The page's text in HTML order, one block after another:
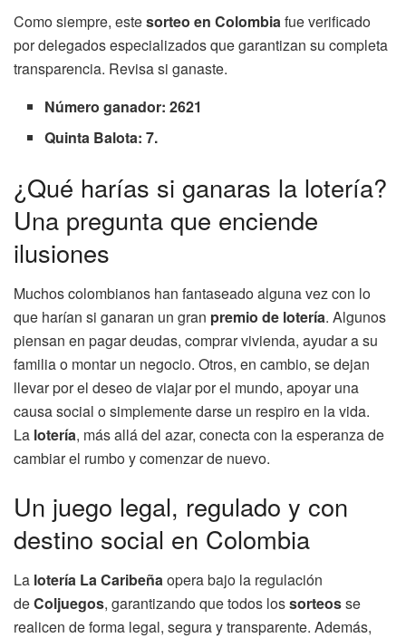
Como siempre, estesorteo en Colombiafue verificado
por delegados especializados que garantizan su completa
transparencia. Revisa si ganaste.
Número ganador: 2621
Quinta Balota: 7.
¿Qué harías si ganaras la lotería?
Una pregunta que enciende
ilusiones
Muchos colombianos han fantaseado alguna vez con lo
que harían si ganaran un gran premio de lotería. Algunos
piensan en pagar deudas, comprar vivienda, ayudar a su
familia o montar un negocio. Otros, en cambio, se dejan
llevar por el deseo de viajar por el mundo, apoyar una
causa social o simplemente darse un respiro en la vida.
La lotería, más allá del azar, conecta con la esperanza de
cambiar el rumbo y comenzar de nuevo.
Un juego legal, regulado y con
destino social en Colombia
La lotería La Caribeñaopera bajo la regulación
deColjuegos, garantizando que todos lossorteosse
realicen de forma legal, segura y transparente. Además,